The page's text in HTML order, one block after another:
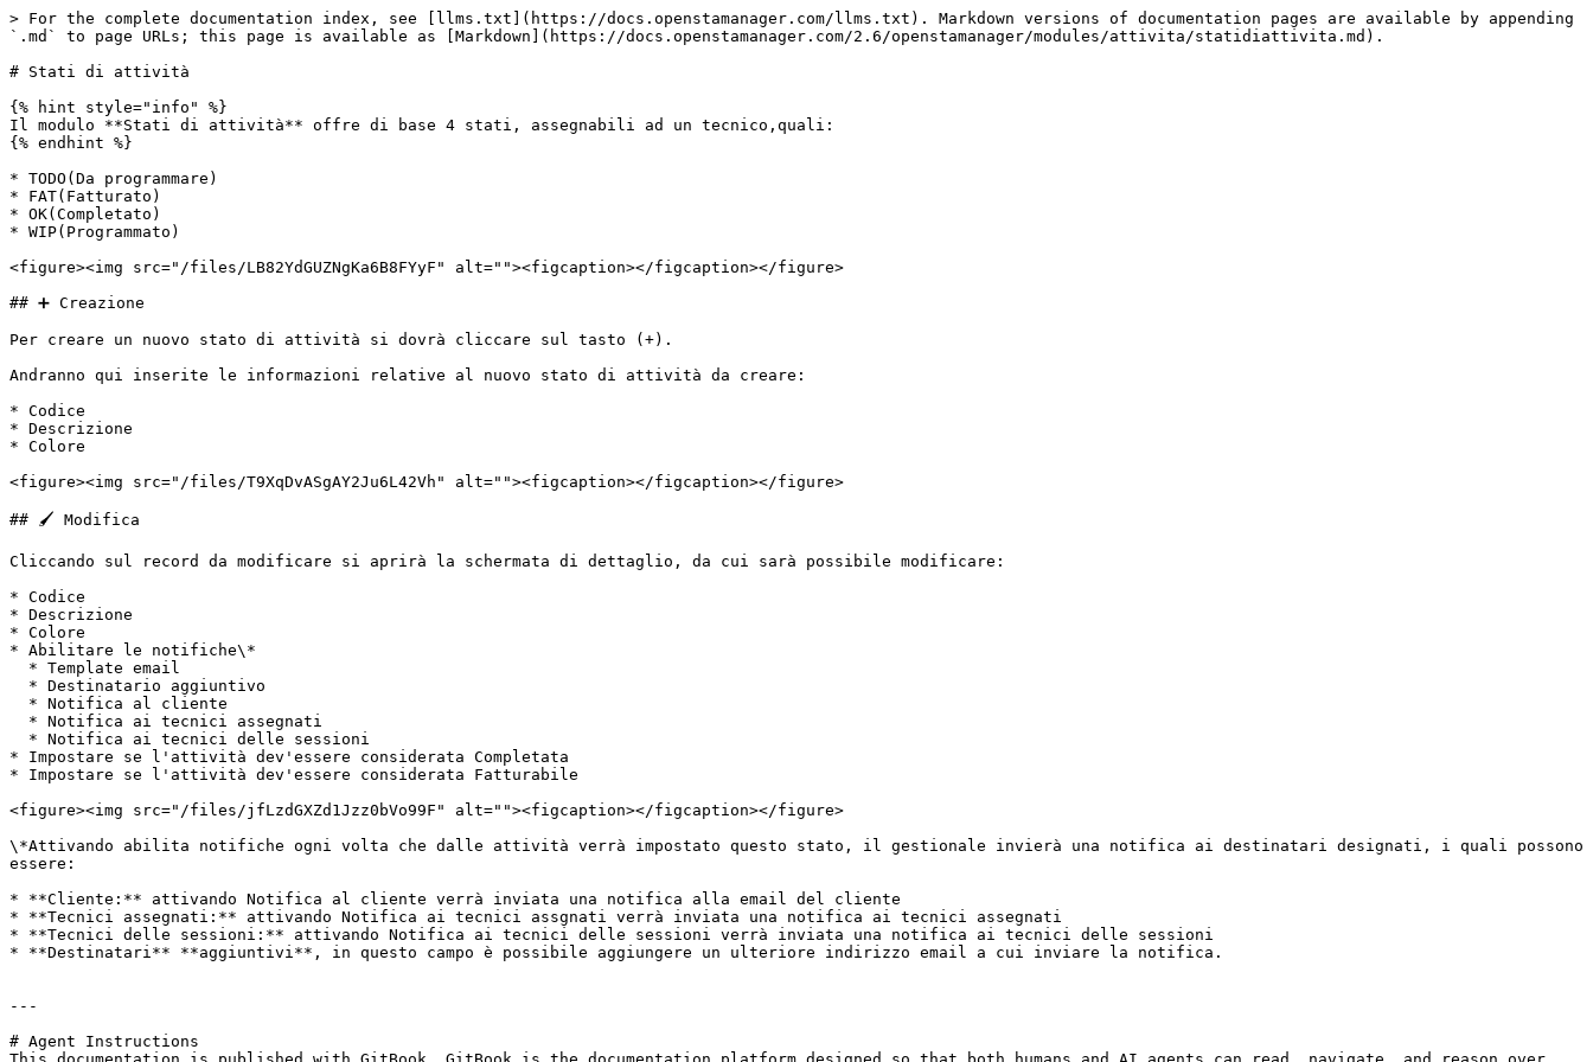
> For the complete documentation index, see [llms.txt](https://docs.openstamanager.com/llms.txt). Markdown versions of documentation pages are available by appending
`.md` to page URLs; this page is available as [Markdown](https://docs.openstamanager.com/2.6/openstamanager/modules/attivita/statidiattivita.md).
# Stati di attività
{% hint style="info" %}
Il modulo **Stati di attività** offre di base 4 stati, assegnabili ad un tecnico,quali:
{% endhint %}
* TODO(Da programmare)
* FAT(Fatturato)
* OK(Completato)
* WIP(Programmato)
<figure><img src="/files/LB82YdGUZNgKa6B8FYyF" alt=""><figcaption></figcaption></figure>
## ➕ Creazione
Per creare un nuovo stato di attività si dovrà cliccare sul tasto (+).
Andranno qui inserite le informazioni relative al nuovo stato di attività da creare:
* Codice
* Descrizione
* Colore
<figure><img src="/files/T9XqDvASgAY2Ju6L42Vh" alt=""><figcaption></figcaption></figure>
## 🖌️ Modifica
Cliccando sul record da modificare si aprirà la schermata di dettaglio, da cui sarà possibile modificare:
* Codice
* Descrizione
* Colore
* Abilitare le notifiche\*
* Impostare se l'attività dev'essere considerata Completata
* Impostare se l'attività dev'essere considerata Fatturabile
<figure><img src="/files/jfLzdGXZd1Jzz0bVo99F" alt=""><figcaption></figcaption></figure>
\*Attivando abilita notifiche ogni volta che dalle attività verrà impostato questo stato, il gestionale invierà una notifica ai destinatari designati, i quali possono
essere:
* **Cliente:** attivando Notifica al cliente verrà inviata una notifica alla email del cliente
* **Tecnici assegnati:** attivando Notifica ai tecnici assgnati verrà inviata una notifica ai tecnici assegnati
* **Tecnici delle sessioni:** attivando Notifica ai tecnici delle sessioni verrà inviata una notifica ai tecnici delle sessioni
* **Destinatari** **aggiuntivi**, in questo campo è possibile aggiungere un ulteriore indirizzo email a cui inviare la notifica.
---
# Agent Instructions